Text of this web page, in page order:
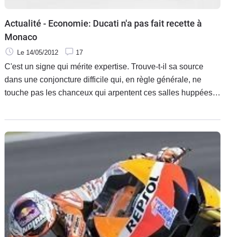
Actualité - Economie: Ducati n'a pas fait recette à
Monaco
Le 14/05/2012 17
C'est un signe qui mérite expertise. Trouve-t-il sa source
dans une conjoncture difficile qui, en règle générale, ne
touche pas les chanceux qui arpentent ces salles huppées
préoccupant de ces mêmes privilégiés pour la chose de la
moto de compétition ?